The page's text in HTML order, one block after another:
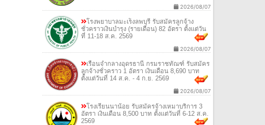
2026/08/07
โรงพยาบาลมะเร็งลพบุรี รับสมัครลูกจ้าง
ชั่วคราวเงินบำรุง (รายเดือน) 82 อัตรา ตั้งแต่วัน
ที่ 11-18 ส.ค. 2569
2026/08/07
เรือนจำกลางอุดรธานี กรมราชทัณฑ์ รับสมัคร
ลูกจ้างชั่วคราว 1 อัตรา เงินเดือน 8,690 บาท
ตั้งแต่วันที่ 14 ส.ค. - 4 ก.ย. 2569
2026/08/07
โรงเรียนนาน้อย รับสมัครจ้างเหมาบริการ 3
อัตรา เงินเดือน 8,500 บาท ตั้งแต่วันที่ 6-12 ส.ค.
2569